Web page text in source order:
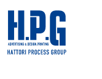
コ
テ
ン